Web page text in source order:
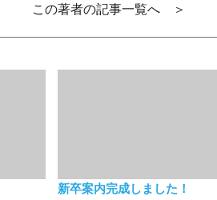
この著者の記事一覧へ ＞
新卒案内完成しました！